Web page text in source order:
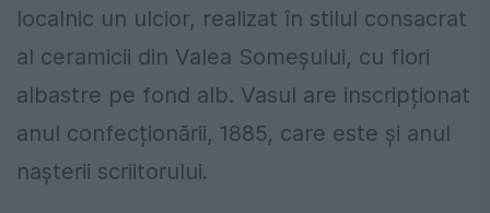
localnic un ulcior, realizat în stilul consacrat
al ceramicii din Valea Someșului, cu flori
albastre pe fond alb. Vasul are inscripționat
anul confecționării, 1885, care este și anul
nașterii scriitorului.